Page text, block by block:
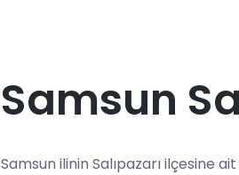
Samsun
Samsun ilinin Salıpazarı ilçesine